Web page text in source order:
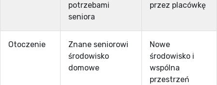
potrzebami
seniora
przez placówkę
Otoczenie
Znane seniorowi
środowisko
domowe
Nowe
środowisko i
wspólna
przestrzeń